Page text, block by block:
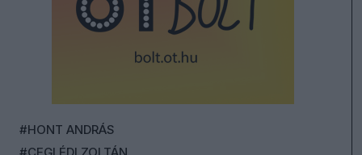
#HONT ANDRÁS